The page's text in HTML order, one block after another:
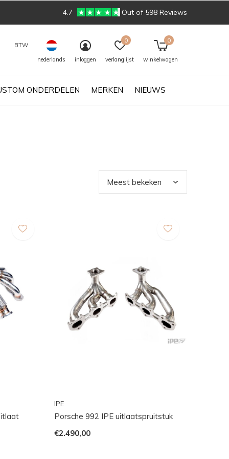
ONDERDELEN MERKEN NIEUWS
BTW
nederlands
inloggen verlanglijst
0
winkelwagen
0
4.7 Out of 598 Reviews
IPE
Porsche 992 IPE uitlaatspruitstuk
€2.490,00